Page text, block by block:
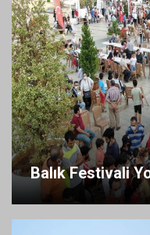
Balık Festivali